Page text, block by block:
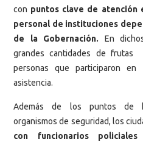
con puntos clave de atención
personal de instituciones
de la Gobernación. En
grandes cantidades de
personas que participaron
asistencia.
Además de los puntos de
organismos de seguridad, los
con funcionarios